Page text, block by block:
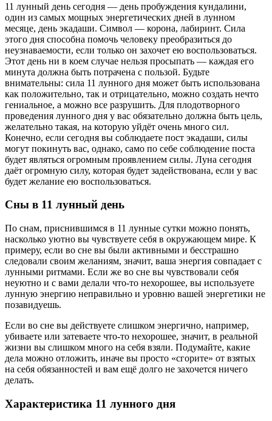
11 лунный день сегодня — день пробуждения кундалини,
один из самых мощных энергетических дней в лунном
месяце, день экадаши. Символ — корона, лабиринт. Сила
этого дня способна помочь человеку преобразиться до
неузнаваемости, если только он захочет ею воспользоваться.
Этот день ни в коем случае нельзя просыпать — каждая его
минута должна быть потрачена с пользой. Будьте
внимательны: сила 11 лунного дня может быть использована
как положительно, так и отрицательно, можно создать нечто
гениальное, а можно все разрушить. Для плодотворного
проведения лунного дня у вас обязательно должна быть цель,
желательно такая, на которую уйдёт очень много сил.
Конечно, если сегодня вы соблюдаете пост экадаши, силы
могут покинуть вас, однако, само по себе соблюдение поста
будет являться огромным проявлением силы. Луна сегодня
даёт огромную силу, которая будет задействована, если у вас
будет желание ею воспользоваться.
Сны в 11 лунный день
По снам, приснившимся в 11 лунные сутки можно понять,
насколько уютно вы чувствуете себя в окружающем мире. К
примеру, если во сне вы были активными и бесстрашно
следовали своим желаниям, значит, ваша энергия совпадает с
лунными ритмами. Если же во сне вы чувствовали себя
неуютно и с вами делали что-то нехорошее, вы используете
лунную энергию неправильно и уровню вашей энергетики не
позавидуешь.
Если во сне вы действуете слишком энергично, например,
убиваете или затеваете что-то нехорошее, значит, в реальной
жизни вы слишком много на себя взяли. Подумайте, какие
дела можно отложить, иначе вы просто «сгорите» от взятых
на себя обязанностей и вам ещё долго не захочется ничего
делать.
Характеристика 11 лунного дня